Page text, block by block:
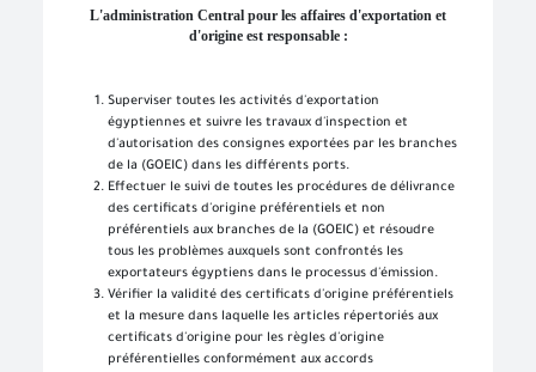
L'administration Central pour les affaires d'exportation et
d'origine est responsable :
Superviser toutes les activités d'exportation
égyptiennes et suivre les travaux d'inspection et
d'autorisation des consignes exportées par les branches
de la (GOEIC) dans les différents ports.
Effectuer le suivi de toutes les procédures de délivrance
des certificats d'origine préférentiels et non
préférentiels aux branches de la (GOEIC) et résoudre
tous les problèmes auxquels sont confrontés les
exportateurs égyptiens dans le processus d'émission.
Vérifier la validité des certificats d'origine préférentiels
et la mesure dans laquelle les articles répertoriés aux
certificats d'origine pour les règles d'origine
préférentielles conformément aux accords